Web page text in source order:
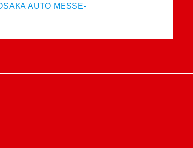
AUTO MESSE-